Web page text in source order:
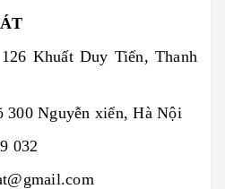
Khuất Duy Tiến, Thanh
300 Nguyễn xiển, Hà Nội
032